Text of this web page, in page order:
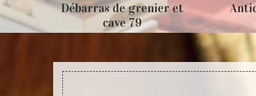
et
Antiquaire 79